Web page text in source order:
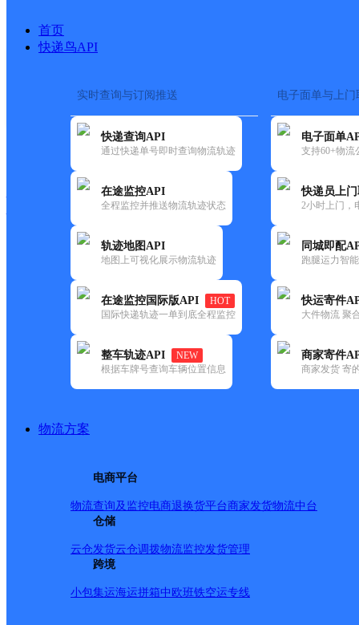
首页
快递鸟API
实时查询与订阅推送
快递查询API
通过快递单号即时查询物流轨迹
在途监控API
全程监控并推送物流轨迹状态
轨迹地图API
地图上可视化展示物流轨迹
在途监控国际版API
HOT
国际快递轨迹一单到底全程监控
整车轨迹API
NEW
根据车牌号查询车辆位置信息
电子面单与上门
电子面单
支持60+物流
快递员上
2小时上门，
同城即配
跑腿运力智
快运寄件
大件物流 聚
商家寄件
商家发货 寄
物流方案
电商平台
物流查询及监控电商退换货平台商家发货物流中台
仓储
云仓发货云仓调拨物流监控发货管理
跨境
小包集运海运拼箱中欧班铁空运专线
快运大全 快递时效
韵达
云南主城区公司昆明官渡区滇
更新时间：2022-07-14 00:00:00
所属快递：韵达速递
所属区域：云南省-昆明市-官渡区
网点地址：中国云南省昆明市官渡区大板桥镇大板桥街道
网点负责人：